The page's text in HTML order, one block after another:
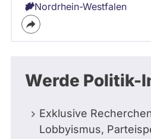
Nordrhein-Westfalen
Werde Politik-
Exklusive
Lobbyismus,